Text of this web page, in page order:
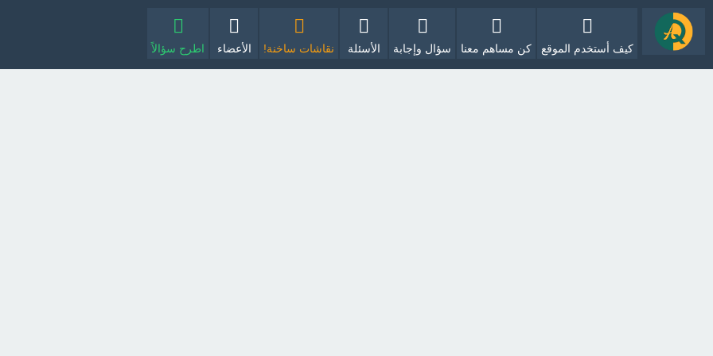
كيف أستخدم الموقع كن مساهم معنا سؤال وإجابة الأسئلة نقاشات ساخنة! الأعضاء اطرح سؤالاً